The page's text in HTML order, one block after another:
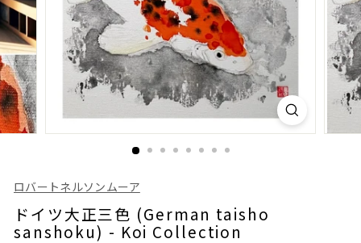
ロバートネルソンムーア
ドイツ大正三色 (German taisho
sanshoku) - Koi Collection